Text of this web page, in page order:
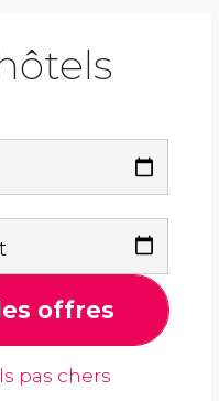
offres
pas chers